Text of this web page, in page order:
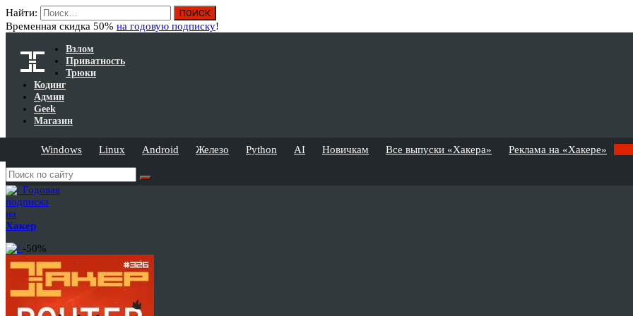
Найти:
Временная скидка 50% на годовую подписку!
Взлом
Приватность
Трюки
Кодинг
Админ
Geek
Магазин
Windows Linux Android Железо Python AI Новичкам Все выпуски «Хакера» Реклама на «Хакере»
Годовая
подписка
на
Хакер
-50%